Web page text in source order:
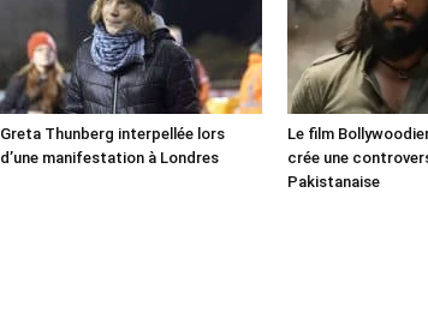
Greta Thunberg interpellée lors
d’une manifestation à Londres
Le film
crée une
Pakistanaise